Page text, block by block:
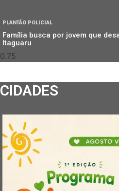
PLANTÃO POLICIAL
Família busca por jovem que
Itaguaru
CIDADES